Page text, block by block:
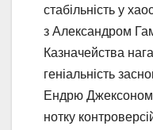
стабільність у
з Александром
Казначейства
геніальність
Ендрю
нотку